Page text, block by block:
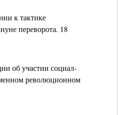
к тактике
переворота. 18
об участии социал-
революционном